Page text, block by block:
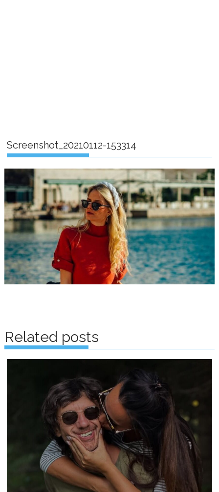
Screenshot_20210112-153314
navigation
Related posts